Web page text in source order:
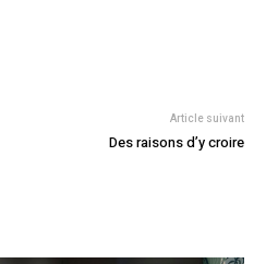
Article suivant
Des raisons d’y croire